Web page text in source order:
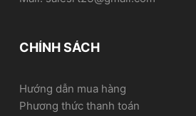
CHÍNH SÁCH
Hướng dẫn mua hàng
Phương thức thanh toán